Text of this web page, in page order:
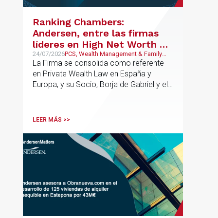
contractual de los activos, anticipar
todas las fases de la operación.
Ranking Chambers:
Andersen, entre las firmas
líderes en High Net Worth en
España y Europa
24/07/2026PCS, Wealth Management & Family
Business
La Firma se consolida como referente
en Private Wealth Law en España y
Europa, y su Socio, Borja de Gabriel y el
profesionales clave del sector.
LEER MÁS >>